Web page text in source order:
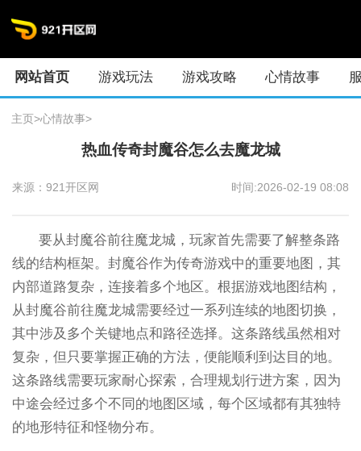
网站首页 游戏玩法 游戏攻略 心情故事
主页>心情故事>
热血传奇封魔谷怎么去魔龙城
来源：921开区网 时间:2026-02-19 08:08
要从封魔谷前往魔龙城，玩家首先需要了解整条路
线的结构框架。封魔谷作为传奇游戏中的重要地图，其
内部道路复杂，连接着多个地区。根据游戏地图结构，
从封魔谷前往魔龙城需要经过一系列连续的地图切换，
其中涉及多个关键地点和路径选择。这条路线虽然相对
复杂，但只要掌握正确的方法，便能顺利到达目的地。
这条路线需要玩家耐心探索，合理规划行进方案，因为
中途会经过多个不同的地图区域，每个区域都有其独特
的地形特征和怪物分布。